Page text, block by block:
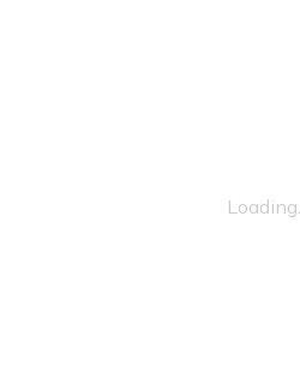
Loading…